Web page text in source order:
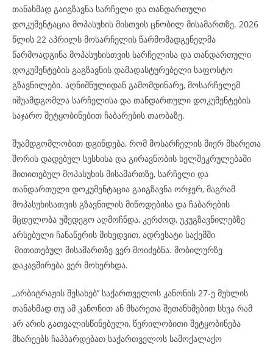
თანახმად გაიგზავნა სარჩელი და თანდართული
დოკუმენტაცია მოპასუხის მისთვის ცნობილ მისამართზე. 2026
წლის 22 აპრილს მოსარჩელის წარმომადგენელმა
წარმოადგინა მოპასუხისთვის სარჩელისა და თანდართული
დოკუმენტების გაგზავნის დამადასტურებელი საფოსტო
გზავნილები. აღნიშნულიდან გამომდინარე, მოსარჩელემ
იშუამდგომლა სარჩელისა და თანდართული დოკუმენტების
საჯარო შეტყობინებით ჩაბარების თაობაზე.
შუამდგომლობით დგინდება, რომ მოსარჩელის მიერ მხარეთა
შორის დადებულ სესხისა და გირავნობის ხელშეკრულებაში
მითითებულ მოპასუხის მისამართზე, სარჩელი და
თანდართული დოკუმენტაცია გაიგზავნა ორჯერ, მაგრამ
მოპასუხისათვის გზავნილის მიწოდებისა და ჩაბარების
მცდელობა უშედეგო აღმოჩნდა, კერძოდ, უკუგზავნილებზე
არსებული ჩანაწერის მიხედვით, ადრესატი საქემში
მითითებულ მისამართზე ვერ მოიძებნა. მობილურზე
დაკავშირება ვერ მოხერხდა.
,,არბიტრაჟის შესახებ’’ საქართველოს კანონის 27-ე მუხლის
თანახმად თუ ამ კანონით ან მხარეთა შეთანხმებით სხვა რამ
არ არის გათვალისწინებული, წერილობითი შეტყობინება
მხარეებს ჩაჰბარდებათ საქართველოს სამოქალაქო